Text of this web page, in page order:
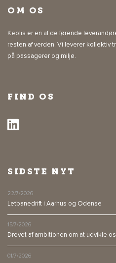
OM OS
Keolis er en af de førende
resten af verden. Vi leverer kollektiv
på passagerer og miljø.
FIND OS
SIDSTE NYT
22/7/2026
Letbanedrift i Aarhus og Odense
15/7/2026
Drevet af ambitionen om at udvikle os
01/7/2026